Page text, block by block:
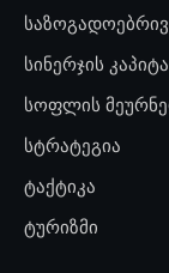
სინერჯის
სოფლის
სტრატეგია
ტაქტიკა
ტურიზმი